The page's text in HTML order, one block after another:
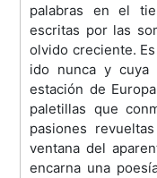
palabras en el
escritas por las
olvido creciente.
ido nunca y cuya
estación de
paletillas que
pasiones
ventana del
encarna una